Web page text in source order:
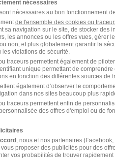
lesCGU et déclarez
des données du
nécessaires
nécessaires au bon fonctionnement
de l'ensemble des cookies ou
sa navigation sur le site, de stocker des
les annonces ou les offres vues, gérer
non, et plus globalement garantir la
les violations de sécurité.
traceurs permettent également de
unique permettant de
en fonction des différentes sources de
également d’observer le
dans nos sites beaucoup plus
traceurs permettent enfin de
des offres d'emploi ou de
, nous et nos partenaires (Facebook,
proposer des publicités pour des
vos probabilités de trouver